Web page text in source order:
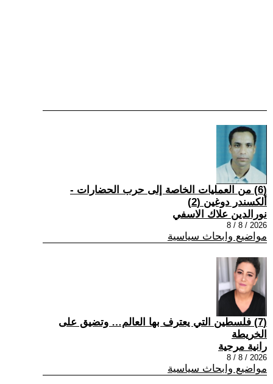
(6) من العمليات الخاصة إلى حرب الحضارات -
ألكسندر دوغين (2)
نورالدين علاك الاسفي
2026 / 8 / 8
مواضيع وابحاث سياسية
(7) فلسطين التي يعترف بها العالم… وتضيق على
الخريطة
رانية مرجية
2026 / 8 / 8
مواضيع وابحاث سياسية